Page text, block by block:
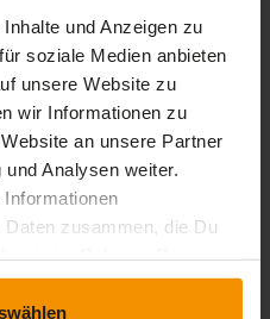
und Anzeigen zu
soziale Medien anbieten
unsere Website zu
wir Informationen zu
an unsere Partner
Analysen weiter.
zusammen, die Du
haben.
trending_up Einsteiger